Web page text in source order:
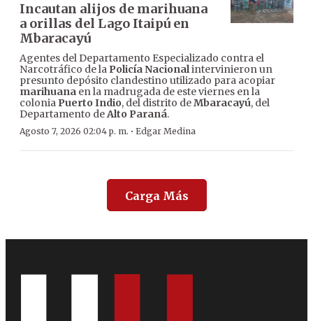
Incautan alijos de marihuana
a orillas del Lago Itaipú en
Mbaracayú
Agentes del Departamento Especializado contra el
Narcotráfico de la Policía Nacionalintervinieron un
presunto depósito clandestino utilizado para acopiar
marihuana en la madrugada de este viernes en la
colonia Puerto Indio, del distrito deMbaracayú, del
Departamento deAlto Paraná.
Agosto 7, 2026 02:04 p. m. · Edgar Medina
Carga Más